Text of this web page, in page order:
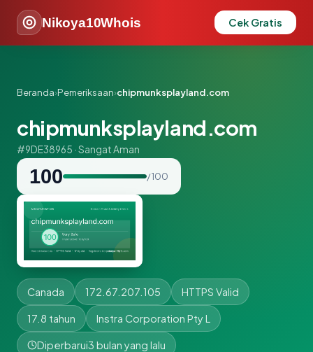
Nikoya10Whois Cek Gratis
Beranda›Pemeriksaan›chipmunksplayland.com
chipmunksplayland.com
#9DE38965 · Sangat Aman
100 / 100
Canada 172.67.207.105 HTTPS Valid
17.8 tahun Instra Corporation Pty L
Diperbarui3 bulan yang lalu